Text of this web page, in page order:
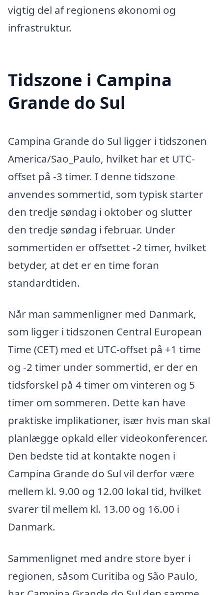
vigtig del af regionens økonomi og
infrastruktur.
Tidszone i Campina
Grande do Sul
Campina Grande do Sul ligger i tidszonen
America/Sao_Paulo, hvilket har et UTC-
offset på -3 timer. I denne tidszone
anvendes sommertid, som typisk starter
den tredje søndag i oktober og slutter
den tredje søndag i februar. Under
sommertiden er offsettet -2 timer, hvilket
betyder, at det er en time foran
standardtiden.
Når man sammenligner med Danmark,
som ligger i tidszonen Central European
Time (CET) med et UTC-offset på +1 time
og -2 timer under sommertid, er der en
tidsforskel på 4 timer om vinteren og 5
timer om sommeren. Dette kan have
praktiske implikationer, især hvis man skal
planlægge opkald eller videokonferencer.
Den bedste tid at kontakte nogen i
Campina Grande do Sul vil derfor være
mellem kl. 9.00 og 12.00 lokal tid, hvilket
svarer til mellem kl. 13.00 og 16.00 i
Danmark.
Sammenlignet med andre store byer i
regionen, såsom Curitiba og São Paulo,